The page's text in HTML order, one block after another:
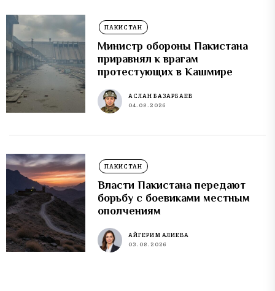
ПАКИСТАН
Министр обороны Пакистана
приравнял к врагам
протестующих в Кашмире
АСЛАН БАЗАРБАЕВ
04.08.2026
ПАКИСТАН
Власти Пакистана передают
борьбу с боевиками местным
ополчениям
АЙГЕРИМ АЛИЕВА
03.08.2026